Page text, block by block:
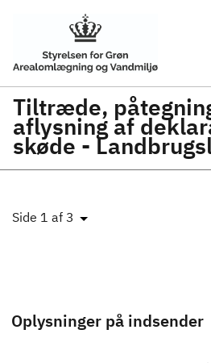
Tiltræde,
aflysning af
skøde -
Side 1 af 3
Oplysninger på indsender